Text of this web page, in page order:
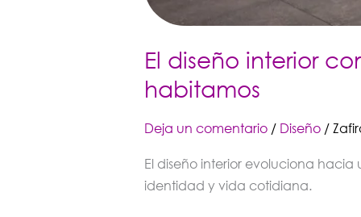
El diseño interior
habitamos
Deja un comentario / Diseño/
El diseño interior evoluciona
identidad y vida cotidiana.